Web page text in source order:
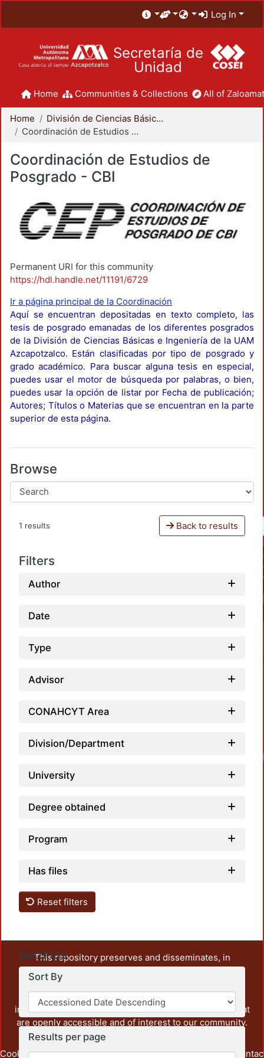
Log In
Secretaría de
Unidad
Home Communities & Collections All of
Home
División de Ciencias Básicas e Ingeniería
Coordinación de Estudios de Posgrado - CBI
Coordinación de Estudios de
Posgrado - CBI
Permanent URI for this community
https://hdl.handle.net/11191/6729
Ir a página principal de la Coordinación
Aquí se encuentran depositadas en texto completo, las
tesis de posgrado emanadas de los diferentes posgrados
de la División de Ciencias Básicas e Ingeniería de la UAM
Azcapotzalco. Están clasificadas por tipo de posgrado y
grado académico. Para buscar alguna tesis en especial,
puedes usar el motor de búsqueda por palabras, o bien,
puedes usar la opción de listar por Fecha de publicación;
Autores; Títulos o Materias que se encuentran en la parte
superior de esta página.
Browse
1 results Back to results
Filters
Author
Date
Type
Advisor
CONAHCYT Area
Division/Department
University
Degree obtained
Program
Has files
Reset filters
Settings
Sort By
Results per page
This repository preserves and disseminates, in
unrestricted open access, the teaching and research
output of UAM Azcapotzalco. It also includes some
administrative and graphic documents from the
institution, as well as content from other institutions that
are openly accessible and of interest to our community.
Cookie Privacy End User Send